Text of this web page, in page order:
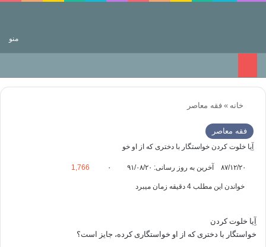
منو
خانه » فقه معاصر
فقه معاصر
آِیا خلوت کردن خواستگار با دختری که از او خو
۸۷/۱۲/۲۰ آخرین به روز رسانی: ۹۱/۰۸/۲۰ ۰ 1,766
خواندن این مطلب 4 دقیقه زمان میبرد
آِیا خلوت کردن
خواستگار با دختری که از او خواستگاری کرده، جایز است؟